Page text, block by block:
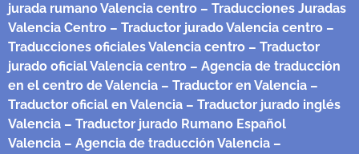
jurada rumano Valencia centro – Traducciones Juradas
Valencia Centro – Traductor jurado Valencia centro –
Traducciones oficiales Valencia centro – Traductor
jurado oficial Valencia centro – Agencia de traducción
en el centro de Valencia – Traductor en Valencia –
Traductor oficial en Valencia – Traductor jurado inglés
Valencia – Traductor jurado Rumano Español
Valencia – Agencia de traducción Valencia –